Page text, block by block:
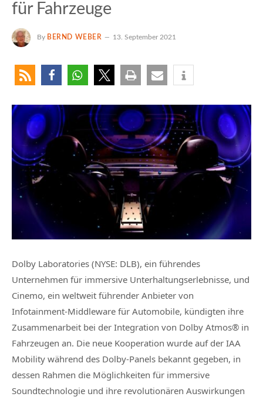
für Fahrzeuge
By BERND WEBER 13. September 2021
Dolby Laboratories (NYSE: DLB), ein führendes
Unternehmen für immersive Unterhaltungserlebnisse, und
Cinemo, ein weltweit führender Anbieter von
Infotainment-Middleware für Automobile, kündigten ihre
Zusammenarbeit bei der Integration von Dolby Atmos® in
Fahrzeugen an. Die neue Kooperation wurde auf der IAA
Mobility während des Dolby-Panels bekannt gegeben, in
dessen Rahmen die Möglichkeiten für immersive
Soundtechnologie und ihre revolutionären Auswirkungen